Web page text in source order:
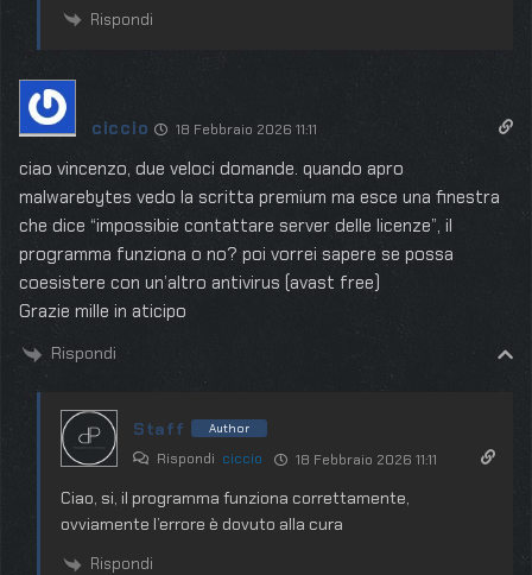
Rispondi
ciccio 18 Febbraio 2026 11:11
ciao vincenzo, due veloci domande. quando apro
malwarebytes vedo la scritta premium ma esce una finestra
che dice “impossibie contattare server delle licenze”, il
programma funziona o no? poi vorrei sapere se possa
coesistere con un’altro antivirus (avast free)
Grazie mille in aticipo
Rispondi
Staff Author
Rispondi ciccio 18 Febbraio 2026 11:11
Ciao, si, il programma funziona correttamente,
ovviamente l’errore è dovuto alla cura
Rispondi